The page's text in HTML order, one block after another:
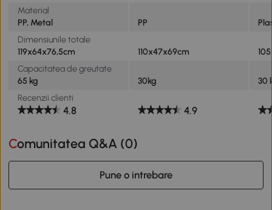
Material
PP, Metal
PP
Dimensiunile totale
119x64x76,5cm
110x47x69cm
Capacitatea de greutate
65 kg
30kg
30
Recenzii clienti
4.8 4.9
Comunitatea Q&A (0)
Pune o intrebare